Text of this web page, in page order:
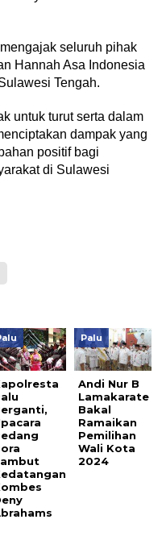
seluruh pihak
Hannah Asa Indonesia
Tengah.
untuk turut serta dalam
dampak yang
positif bagi
di Sulawesi
Palu
Andi Nur B
Lamakarate
Bakal
Ramaikan
Pemilihan
Wali Kota
2024